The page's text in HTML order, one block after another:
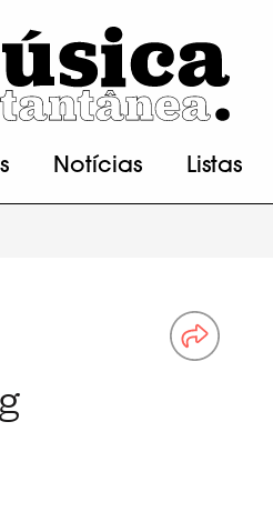
Notícias Listas